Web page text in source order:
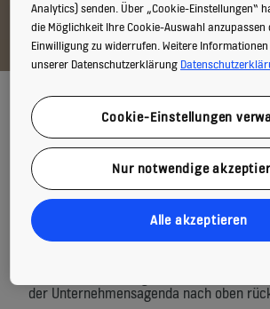
Die Förderung von
Inklusion ist eine
alle
Als KONE seine Strategie für
überarbeitete, griff das Unternehmen
Erfahrungen, Daten und Erkenntnisse
der Unternehmensagenda nach oben
Analytics) senden. Über „Cookie-Einstellungen“
die Möglichkeit Ihre Cookie-Auswahl anzupassen
Einwilligung zu widerrufen. Weitere
unserer Datenschutzerklärung
Cookie-Einstellungen
Nur notwendige
Alle akzeptieren